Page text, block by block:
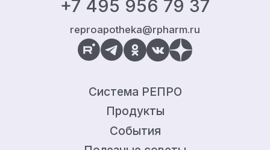
+7 495 956 79 37
reproapotheka@rpharm.ru
Система РЕПРО
Продукты
События